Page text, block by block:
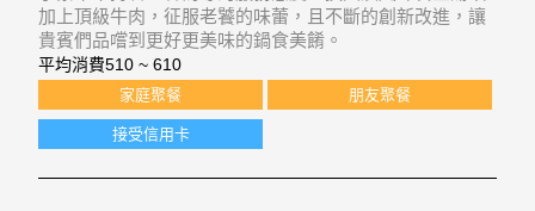
加上頂級牛肉，征服老饕的味蕾，且不斷的創新改進，讓
貴賓們品嚐到更好更美味的鍋食美餚。
平均消費510 ~ 610
家庭聚餐 朋友聚餐
接受信用卡